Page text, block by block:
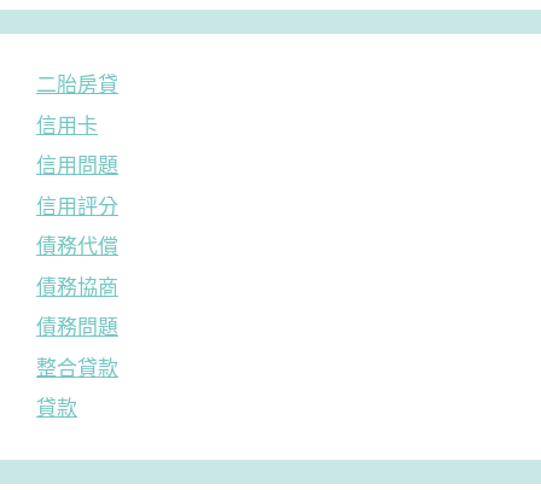
二胎房貸
信用卡
信用問題
信用評分
債務代償
債務協商
債務問題
整合貸款
貸款